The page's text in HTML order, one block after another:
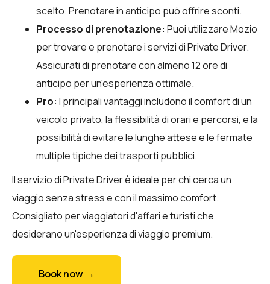
scelto. Prenotare in anticipo può offrire sconti.
Processo di prenotazione: Puoi utilizzareMozio
per trovare e prenotare i servizi di Private Driver.
Assicurati di prenotare con almeno 12 ore di
anticipo per un'esperienza ottimale.
Pro: I principali vantaggi includono il comfort di un
veicolo privato, la flessibilità di orari e percorsi, e la
possibilità di evitare le lunghe attese e le fermate
multiple tipiche dei trasporti pubblici.
Il servizio di Private Driver è ideale per chi cerca un
viaggio senza stress e con il massimo comfort.
Consigliato per viaggiatori d'affari e turisti che
desiderano un'esperienza di viaggio premium.
Book now →